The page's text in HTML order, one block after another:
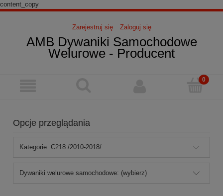
content_copy
Zarejestruj się Zaloguj się
AMB Dywaniki Samochodowe
Welurowe - Producent
Opcje przeglądania
Kategorie: C218 /2010-2018/
Dywaniki welurowe samochodowe: (wybierz)